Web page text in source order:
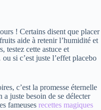
! Certains disent que placer
aide à retenir l’humidité et
testez cette astuce et
si c’est juste l’effet placebo
c’est la promesse éternelle
juste besoin de se délecter
fameuses recettes magiques